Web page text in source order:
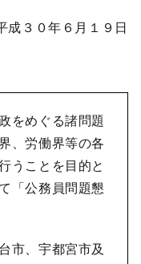
成３０年６月１９日
をめぐる諸問題
、労働界等の各
うことを目的と
「公務員問題懇
市、宇都宮市及